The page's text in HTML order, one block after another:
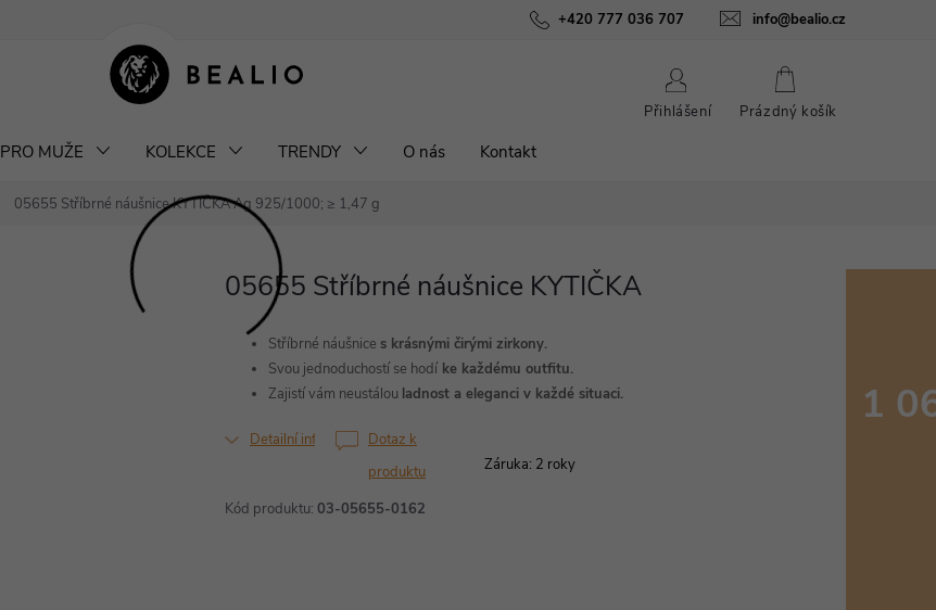
+420 777 036 707 info@bealio.cz
Podmínky ochrany osobních údajů O nás Péče o šperky
Přihlášení
NÁKUPNÍ
Prázdný košík
PRO MUŽE KOLEKCE TRENDY O nás Kontakt
05655 Stříbrné náušnice KYTIČKAAg 925/1000; ≥ 1,47 g
05655 Stříbrné náušnice KYTIČKA
Kód produktu: 03-05655-0162
Stříbrné náušnice s krásnými čirými zirkony.
Svou jednoduchostí se hodí ke každému outfitu.
Zajistí vám neustálou ladnost a eleganci v každé situaci.
Detailní informace
1
Dotaz k
produktu
Záruka: 2 roky